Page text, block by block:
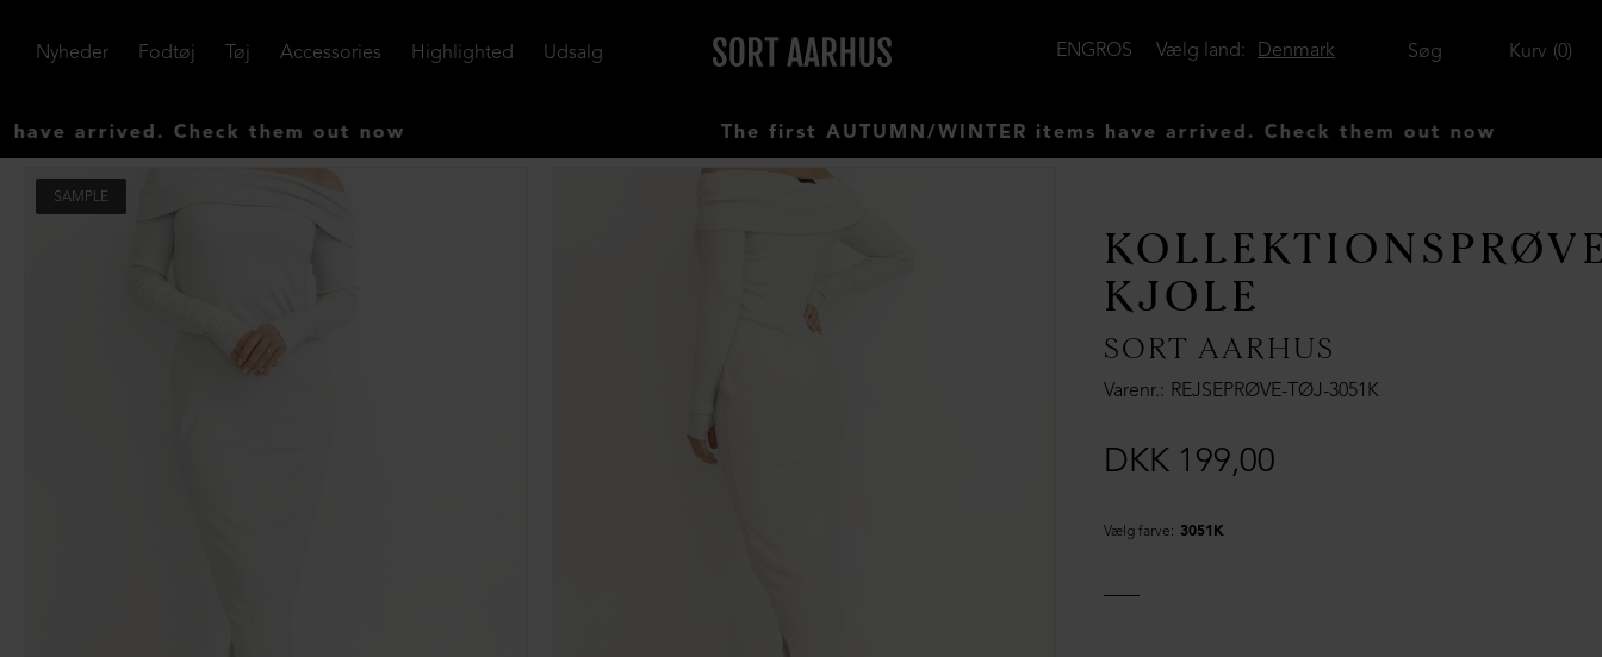
Nyheder Fodtøj Tøj Accessories Highlighted Udsalg Kurv 0
Søg
Denmark
Vælg land:
ENGROS
arrived. Check them out now The first AUTUMN/WINTER items have arrived. Check them out now
SAMPLE
KJOLE
SORT AARHUS
Varenr. REJSEPRØVE-TØJ-3051K
DKK 199,00
Vælg farve: 3051K